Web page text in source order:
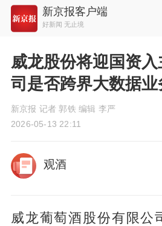
新京报客户端
好新闻 无止境
威龙股份将迎国资
司是否跨界大数据业
新京报 记者 郭铁 编辑 李严
2026-05-13 22:11
观酒
威龙葡萄酒股份有限公